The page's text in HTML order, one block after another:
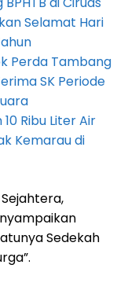
Selamat Hari
Perda Tambang
SK Periode
Ribu Liter Air
Kemarau di
Sedekah